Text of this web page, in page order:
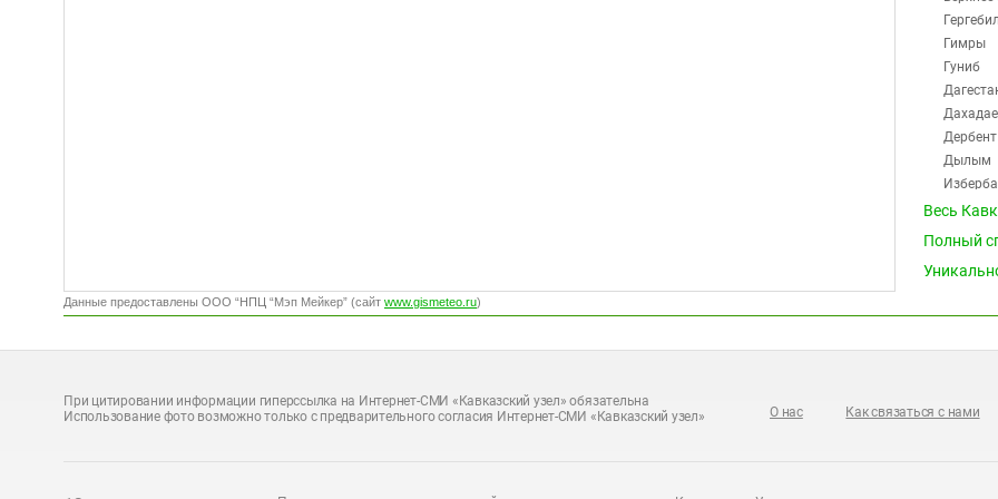
Гимры
Гуниб
Дербент
Дылым
Карата
Весь
Полный
Данные предоставлены ООО “НПЦ “Мэп Мейкер” (сайт www.gismeteo.ru)
При цитировании информации гиперссылка на Интернет-СМИ «Кавказский узел» обязательна
Использование фото возможно только с предварительного согласия Интернет-СМИ «Кавказский узел»
О нас Как связаться с нами